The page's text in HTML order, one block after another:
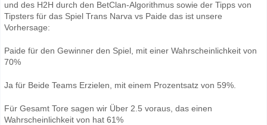
und des H2H durch den BetClan-Algorithmus sowie der Tipps von
Tipsters für das Spiel Trans Narva vs Paide das ist unsere
Vorhersage:
Paide für den Gewinner den Spiel, mit einer Wahrscheinlichkeit von
70%
Ja für Beide Teams Erzielen, mit einem Prozentsatz von 59%.
Für Gesamt Tore sagen wir Über 2.5 voraus, das einen
Wahrscheinlichkeit von hat 61%